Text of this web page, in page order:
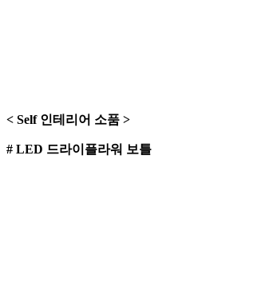
< Self 인테리어 소품 >
# LED 드라이플라워 보틀